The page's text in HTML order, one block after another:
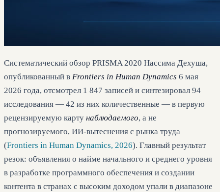
Систематический обзор PRISMA 2020 Нассима Дехуша,
опубликованный в Frontiers in Human Dynamics 6 мая
2026 года, отсмотрел 1 847 записей и синтезировал 94
исследования — 42 из них количественные — в первую
рецензируемую карту наблюдаемого, а не
прогнозируемого, ИИ-вытеснения с рынка труда
(Frontiers in Human Dynamics, 2026). Главный результат
резок: объявления о найме начального и среднего уровня
в разработке программного обеспечения и создании
контента в странах с высоким доходом упали в диапазоне